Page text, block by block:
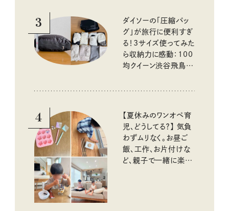
3
ダイソーの「圧縮バッ
グ」が旅行に便利すぎ
る！3サイズ使ってみた
ら収納力に感動：100
均クイーン渋谷飛鳥の
4
【夏休みのワンオペ育
児、どうしてる？】 気負
わずムリなく。お昼ご
飯、工作、お片付けな
ど、親子で一緒に楽し